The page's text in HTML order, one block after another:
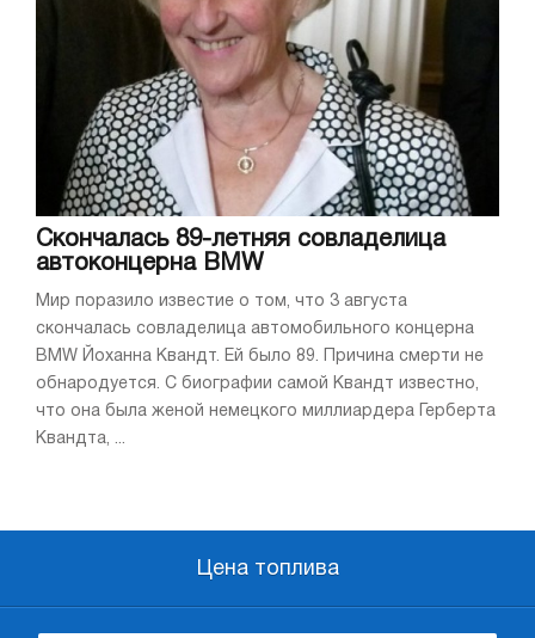
Скончалась 89-летняя совладелица
автоконцерна BMW
Мир поразило известие о том, что 3 августа
скончалась совладелица автомобильного концерна
BMW Йоханна Квандт. Ей было 89. Причина смерти не
обнародуется. С биографии самой Квандт известно,
что она была женой немецкого миллиардера Герберта
Квандта, ...
Цена топлива